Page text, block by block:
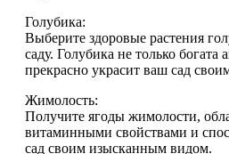
Голубика:
Выберите здоровые растения
саду. Голубика не только
прекрасно украсит ваш сад
Жимолость:
Получите ягоды жимолости,
витаминными свойствами и
сад своим изысканным видом.